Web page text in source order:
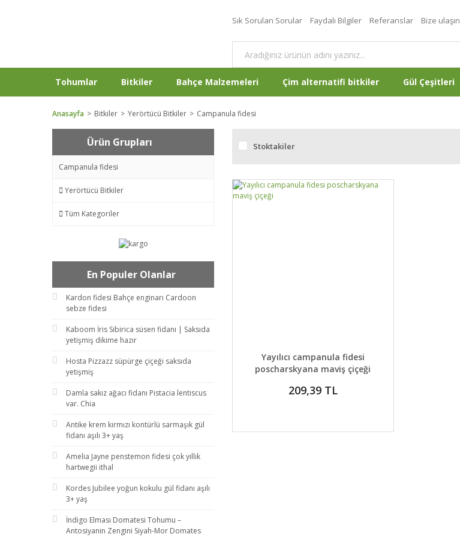
Sık Sorulan Sorular Faydalı Bilgiler Referanslar Bize ulaşın
Tohumlar Bitkiler Bahçe Malzemeleri Çim alternatifi bitkiler Gül Çeşitleri
Anasayfa Bitkiler Yerörtücü Bitkiler Campanula fidesi
Ürün Grupları
Campanula fidesi
Yerörtücü Bitkiler
Tüm Kategoriler
En Populer Olanlar
Kardon fidesi Bahçe enginarı Cardoon
sebze fidesi
Kaboom İris Sibirica süsen fidanı | Saksıda
yetişmiş dikime hazır
Hosta Pizzazz süpürge çiçeği saksıda
yetişmiş
Damla sakız ağacı fidanı Pistacia lentiscus
var. Chia
Antike krem kırmızı kontürlü sarmaşık gül
fidanı aşılı 3+ yaş
Amelia Jayne penstemon fidesi çok yıllık
hartwegii ithal
Kordes Jubilee yoğun kokulu gül fidanı aşılı
3+ yaş
İndigo Elması Domatesi Tohumu –
Antosiyanin Zengini Siyah-Mor Domates
Stoktakiler
DETAYLAR GELİNCE HABER VER
Yayılıcı campanula fidesi
poscharskyana maviş çiçeği
209,39 TL